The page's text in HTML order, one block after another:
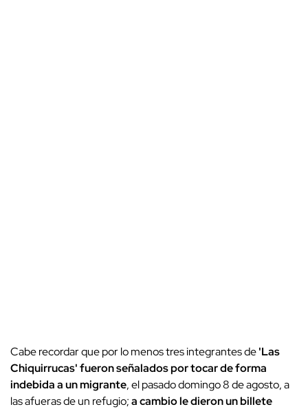
Cabe recordar que por lo menos tres integrantes de'Las
Chiquirrucas' fueron señalados por tocar de forma
indebida a un migrante, el pasado domingo 8 de agosto, a
las afueras de un refugio;a cambio le dieron un billete